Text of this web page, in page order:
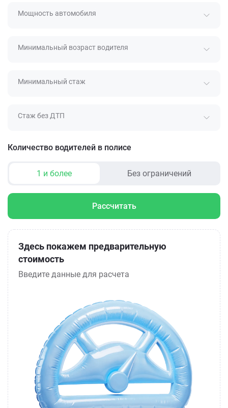
Мощность автомобиля
Минимальный возраст водителя
Минимальный стаж
Стаж без ДТП
Количество водителей в полисе
1 и более Без ограничений
Рассчитать
Здесь покажем предварительную
стоимость
Введите данные для расчета